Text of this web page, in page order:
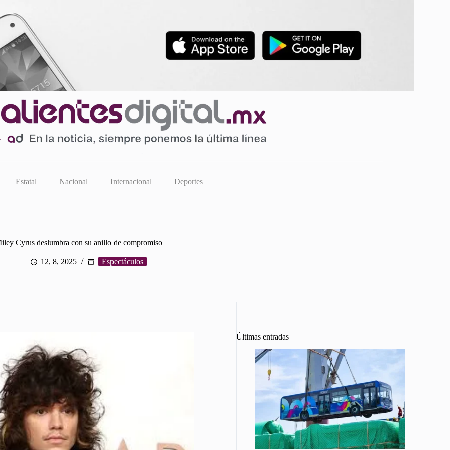
Estatal Nacional Internacional Deportes
Cyrus deslumbra con su anillo de compromiso
12, 8, 2025 Espectáculos
Últimas entradas